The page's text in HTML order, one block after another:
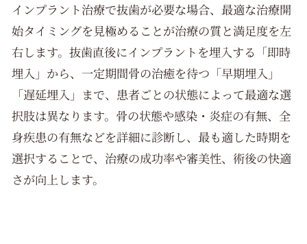
インプラント治療で抜歯が必要な場合、最適な治療開
始タイミングを見極めることが治療の質と満足度を左
右します。抜歯直後にインプラントを埋入する「即時
埋入」から、一定期間骨の治癒を待つ「早期埋入」
「遅延埋入」まで、患者ごとの状態によって最適な選
択肢は異なります。骨の状態や感染・炎症の有無、全
身疾患の有無などを詳細に診断し、最も適した時期を
選択することで、治療の成功率や審美性、術後の快適
さが向上します。